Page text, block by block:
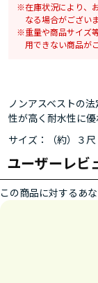
在庫状況により、
なる場合がございま
重量や商品サイズ
用できない商品が
ノンアスベストの
性が高く耐水性に優
サイズ：（約）３尺
ユーザーレビ
この商品に対するあ